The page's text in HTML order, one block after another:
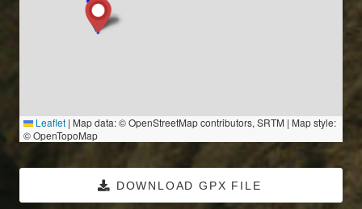
Leaflet | Map data: © OpenStreetMap contributors, SRTM | Map style:
© OpenTopoMap
DOWNLOAD GPX FILE